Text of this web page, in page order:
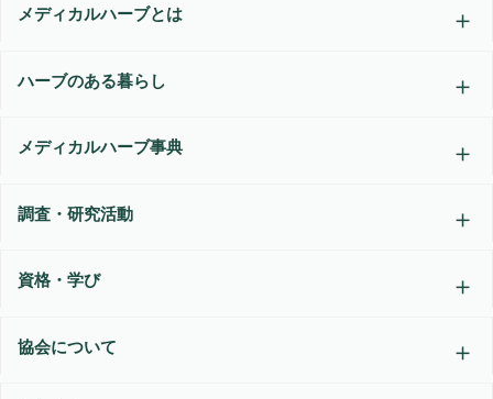
メディカルハーブとは
ハーブのある暮らし
メディカルハーブ事典
調査・研究活動
資格・学び
協会について